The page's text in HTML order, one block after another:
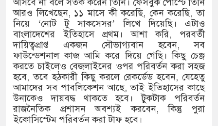
আসবে না বলে সতর্ক করেন তিনি। ফেসবুক পোস্টে তিনি
আরও লিখেছেন, ১১ মাসে কী করেছি, কেন করেছি, তা
নিয়ে ‘নোট টু সাকসেসর’ লিখে দিয়েছি। এটাও
বাংলাদেশের ইতিহাসে প্রথম। আশা করি, পরবর্তী
দায়িত্বপ্রাপ্ত একজন সৌভাগ্যবান হবেন, সব
ফাউন্ডেশনাল কাজ আমি করে দিয়ে গেছি। কিছু চেঞ্জ
করতে চাইলেও বেজলাইনের ওপর পরিবর্তন করা সহজ
হবে, তবে হঠকারী কিছু করলে রেকর্ডেড হবেন, যেহেতু
আমাদের সব পাবলিকেশন আছে, তাই ইতিহাসের কাছে
উনাকেও দায়বদ্ধ থাকতে হবে। টুকটাক পরিবর্তন
রাজনৈতিক প্রশাসন অবশ্যই করবেন, কিন্তু পুরা
ইকোসিস্টেম পরিবর্তন করা টাফ হবে।